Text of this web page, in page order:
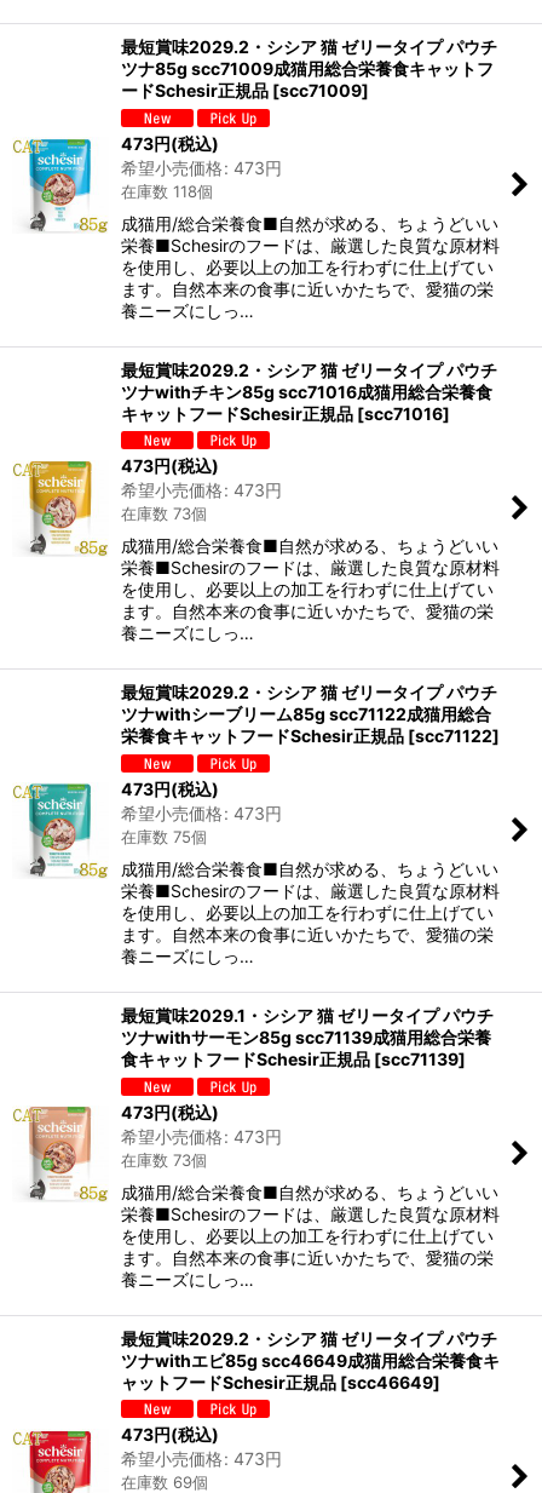
最短賞味2029.2・シシア 猫 ゼリータイプ パウチ
ツナ85g scc71009成猫用総合栄養食キャットフ
ードSchesir正規品 [scc71009]
473円(税込)
希望小売価格: 473円
在庫数 118個
成猫用/総合栄養食■自然が求める、ちょうどいい
栄養■Schesirのフードは、厳選した良質な原材料
を使用し、必要以上の加工を行わずに仕上げてい
ます。自然本来の食事に近いかたちで、愛猫の栄
養ニーズにしっ…
最短賞味2029.2・シシア 猫 ゼリータイプ パウチ
ツナwithチキン85g scc71016成猫用総合栄養食
キャットフードSchesir正規品 [scc71016]
473円(税込)
希望小売価格: 473円
在庫数 73個
成猫用/総合栄養食■自然が求める、ちょうどいい
栄養■Schesirのフードは、厳選した良質な原材料
を使用し、必要以上の加工を行わずに仕上げてい
ます。自然本来の食事に近いかたちで、愛猫の栄
養ニーズにしっ…
最短賞味2029.2・シシア 猫 ゼリータイプ パウチ
ツナwithシーブリーム85g scc71122成猫用総合
栄養食キャットフードSchesir正規品 [scc71122]
473円(税込)
希望小売価格: 473円
在庫数 75個
成猫用/総合栄養食■自然が求める、ちょうどいい
栄養■Schesirのフードは、厳選した良質な原材料
を使用し、必要以上の加工を行わずに仕上げてい
ます。自然本来の食事に近いかたちで、愛猫の栄
養ニーズにしっ…
最短賞味2029.1・シシア 猫 ゼリータイプ パウチ
ツナwithサーモン85g scc71139成猫用総合栄養
食キャットフードSchesir正規品 [scc71139]
473円(税込)
希望小売価格: 473円
在庫数 73個
成猫用/総合栄養食■自然が求める、ちょうどいい
栄養■Schesirのフードは、厳選した良質な原材料
を使用し、必要以上の加工を行わずに仕上げてい
ます。自然本来の食事に近いかたちで、愛猫の栄
養ニーズにしっ…
最短賞味2029.2・シシア 猫 ゼリータイプ パウチ
ツナwithエビ85g scc46649成猫用総合栄養食キ
ャットフードSchesir正規品 [scc46649]
473円(税込)
希望小売価格: 473円
在庫数 69個